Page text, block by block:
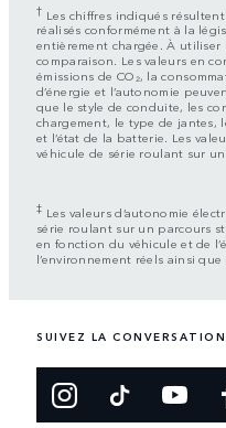
† Les chiffres indiqués
réalisés conformément à la
entièrement chargée. À utiliser
comparaison. Les valeurs en
émissions de CO₂, la
d’énergie et l’autonomie
que le style de conduite, les
chargement, le type de jantes,
et l’état de la batterie. Les
véhicule de série roulant sur
‡ Les valeurs d’autonomie
série roulant sur un parcours
en fonction du véhicule et de
l’environnement réels ainsi
SUIVEZ LA CONVERSATION